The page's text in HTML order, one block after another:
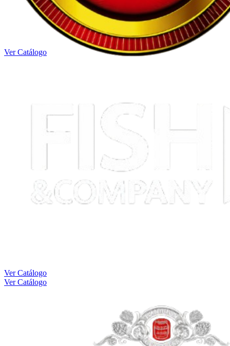
Ver Catálogo
Ver Catálogo
Ver Catálogo